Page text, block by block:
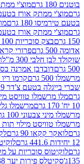
אורז בטעם פנקייק עם מייפל
גרם
אורז בטעם תה מאצ'ה וחלב
סוכריות 100 גרם
ממרח
פרורי קראמבל 400 גרם
300 מ"ל
רוטב נוצ'יטלו
אמרנה בסירופ 300 גרם
קרמו ריו 500 גרם
צ'דר 319 גרם
טוויסט מילוי תפוז 63 גרם
מרשמלו גלידה 100 גרם
100 גרם
מלו פלוס
מילוי תות 63 גרם
90 גרם
לקקן פיןפופ 10 יח' 170 גרם
על מקל חמוצות 120 גרם
פירות יער 38 גרם